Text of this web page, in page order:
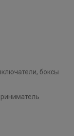
боксы